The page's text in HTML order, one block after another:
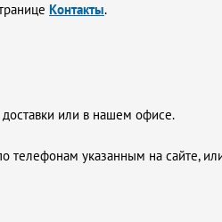
Контакты.
или в нашем офисе.
телефонам указанным на сайте,